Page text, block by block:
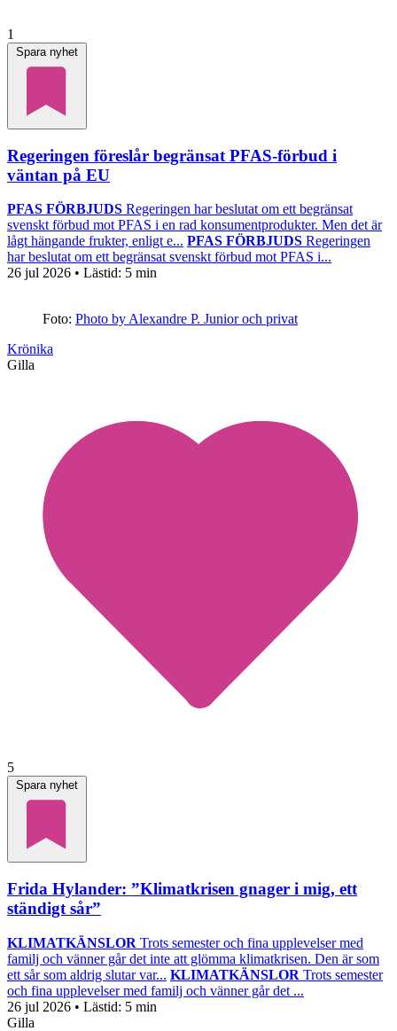
1
Spara nyhet
Regeringen föreslår begränsat PFAS-förbud i
väntan på EU
PFAS FÖRBJUDS Regeringen har beslutat om ett begränsat
svenskt förbud mot PFAS i en rad konsumentprodukter. Men det är
lågt hängande frukter, enligt e... PFAS FÖRBJUDS Regeringen
har beslutat om ett begränsat svenskt förbud mot PFAS i...
26 jul 2026 • Lästid: 5 min
Foto: Photo by Alexandre P. Junior och privat
Krönika
Gilla
5
Spara nyhet
Frida Hylander: ”Klimatkrisen gnager i mig, ett
ständigt sår”
KLIMATKÄNSLOR Trots semester och fina upplevelser med
familj och vänner går det inte att glömma klimatkrisen. Den är som
ett sår som aldrig slutar var... KLIMATKÄNSLOR Trots semester
och fina upplevelser med familj och vänner går det ...
26 jul 2026 • Lästid: 5 min
Gilla